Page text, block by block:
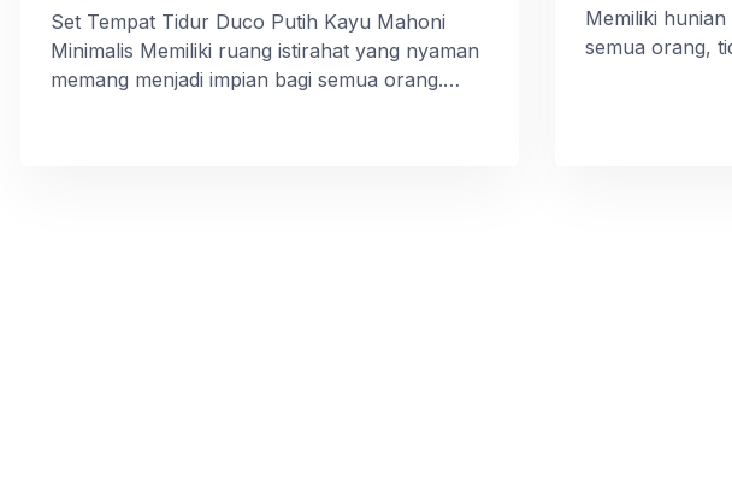
Set Tempat Tidur Duco Putih Kayu Mahoni
Minimalis Memiliki ruang istirahat yang nyaman
memang menjadi impian bagi semua orang.
Memiliki
semua orang,